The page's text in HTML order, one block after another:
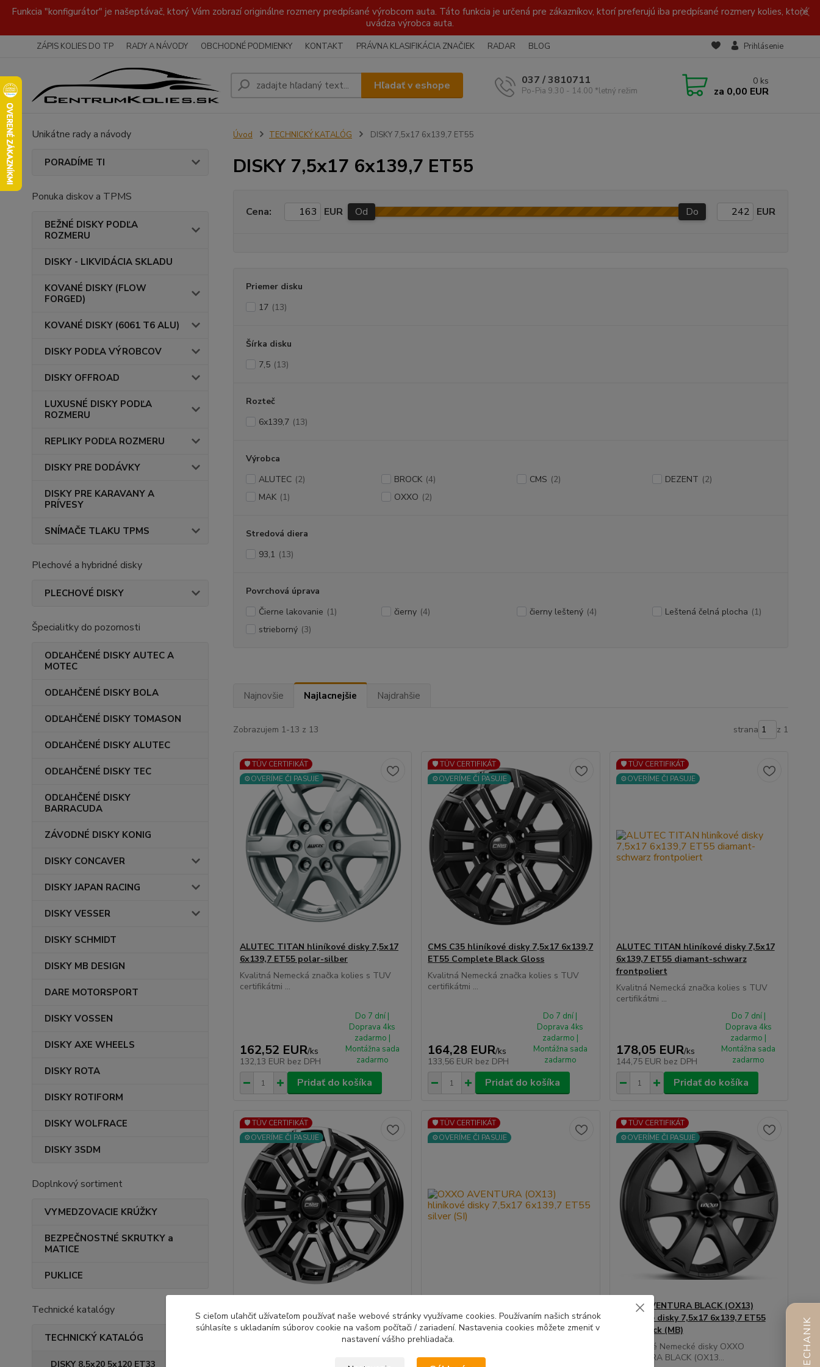
Funkcia "konfigurátor" je našeptávač, ktorý Vám zobrazí originálne rozmery predpísané výrobcom auta. Táto funkcia je určená pre zákazníkov, ktorí preferujú iba predpísané rozmery kolies, ktoré
uvádza výrobca auta.
ZÁPIS KOLIES DO TP RADY A NÁVODY OBCHODNÉ PODMIENKY KONTAKT PRÁVNA KLASIFIKÁCIA ZNAČIEK RADAR BLOG Prihlásenie
Hľadať v eshope 037 / 3810711
Po-Pia 9.30 - 14.00 *letný režim
0 ks
za 0,00 EUR
Unikátne rady a návody
PORADÍME TI
Ponuka diskov a TPMS
BEŽNÉ DISKY PODĽA
ROZMERU
DISKY - LIKVIDÁCIA SKLADU
KOVANÉ DISKY (FLOW
FORGED)
KOVANÉ DISKY (6061 T6 ALU)
DISKY PODĽA VÝROBCOV
DISKY OFFROAD
LUXUSNÉ DISKY PODĽA
ROZMERU
REPLIKY PODĽA ROZMERU
DISKY PRE DODÁVKY
DISKY PRE KARAVANY A
PRÍVESY
SNÍMAČE TLAKU TPMS
Plechové a hybridné disky
PLECHOVÉ DISKY
Špecialitky do pozornosti
ODĽAHČENÉ DISKY AUTEC A
MOTEC
ODĽAHČENÉ DISKY BOLA
ODĽAHČENÉ DISKY TOMASON
ODĽAHČENÉ DISKY ALUTEC
ODĽAHČENÉ DISKY TEC
ODĽAHČENÉ DISKY
BARRACUDA
ZÁVODNÉ DISKY KONIG
DISKY CONCAVER
DISKY JAPAN RACING
DISKY VESSER
DISKY SCHMIDT
DISKY MB DESIGN
DARE MOTORSPORT
DISKY VOSSEN
DISKY AXE WHEELS
DISKY ROTA
DISKY ROTIFORM
DISKY WOLFRACE
DISKY 3SDM
Doplnkový sortiment
VYMEDZOVACIE KRÚŽKY
BEZPEČNOSTNÉ SKRUTKY a
MATICE
PUKLICE
Technické katalógy
TECHNICKÝ KATALÓG
DISKY 8,5x20 5x120 ET33
Úvod TECHNICKÝ KATALÓG DISKY 7,5x17 6x139,7 ET55
DISKY 7,5x17 6x139,7 ET55
Cena: EUR Od Do EUR
Priemer disku
17 (13)
Šírka disku
7,5 (13)
Rozteč
6x139,7 (13)
Výrobca
ALUTEC (2) BROCK (4) CMS (2) DEZENT (2)
MAK (1) OXXO (2)
Stredová diera
93,1 (13)
Povrchová úprava
Čierne lakovanie (1) čierny (4) čierny leštený (4) Leštená čelná plocha (1)
strieborný (3)
Najnovšie Najlacnejšie Najdrahšie
Zobrazujem 1-13 z 13 strana z 1
🛡️ TÜV CERTIFIKÁT
⚙️OVERÍME ČI PASUJE
ALUTEC TITAN hliníkové disky 7,5x17
6x139,7 ET55 polar-silber
Kvalitná Nemecká značka kolies s TUV
certifikátmi ...
162,52 EUR/ks
132,13 EUR bez DPH
Do 7 dní |
Doprava 4ks
zadarmo |
Montážna sada
zadarmo
Pridať do košíka
🛡️ TÜV CERTIFIKÁT
⚙️OVERÍME ČI PASUJE
CMS C35 hliníkové disky 7,5x17 6x139,7
ET55 Complete Black Gloss
Kvalitná Nemecká značka kolies s TUV
certifikátmi ...
164,28 EUR/ks
133,56 EUR bez DPH
Do 7 dní |
Doprava 4ks
zadarmo |
Montážna sada
zadarmo
Pridať do košíka
🛡️ TÜV CERTIFIKÁT
⚙️OVERÍME ČI PASUJE
ALUTEC TITAN hliníkové disky 7,5x17
6x139,7 ET55 diamant-schwarz
frontpoliert
Kvalitná Nemecká značka kolies s TUV
certifikátmi ...
178,05 EUR/ks
144,75 EUR bez DPH
Do 7 dní |
Doprava 4ks
zadarmo |
Montážna sada
zadarmo
Pridať do košíka
🛡️ TÜV CERTIFIKÁT
⚙️OVERÍME ČI PASUJE
ET55 Diamond Black Gloss
Kvalitná Nemecká značka kolies s TUV
🛡️ TÜV CERTIFIKÁT
⚙️OVERÍME ČI PASUJE
disky 7,5x17 6x139,7 ET55 silver (SI)
Spoľahlivé Nemecké disky OXXO
AVENTURA (OX13) hlin...
🛡️ TÜV CERTIFIKÁT
⚙️OVERÍME ČI PASUJE
OXXO AVENTURA BLACK (OX13)
hliníkové disky 7,5x17 6x139,7 ET55
matt black (MB)
Spoľahlivé Nemecké disky OXXO
AVENTURA BLACK (OX13...
S cieľom uľahčiť užívateľom používať naše webové stránky využívame cookies. Používaním našich stránok
súhlasíte s ukladaním súborov cookie na vašom počítači / zariadení. Nastavenia cookies môžete zmeniť v
nastavení vášho prehliadača.